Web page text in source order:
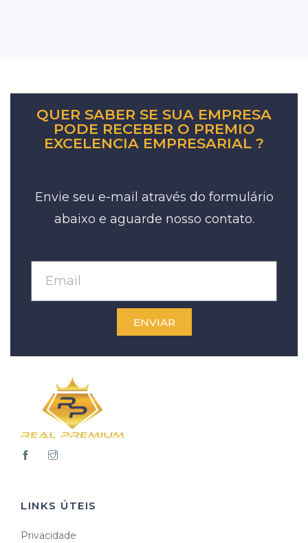
QUER SABER SE SUA EMPRESA
PODE RECEBER O PREMIO
EXCELENCIA EMPRESARIAL ?
Envie seu e-mail através do formulário
abaixo e aguarde nosso contato.
ENVIAR
LINKS ÚTEIS
Privacidade